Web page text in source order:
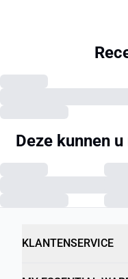
Deze kunnen
KLANTENSERVICE